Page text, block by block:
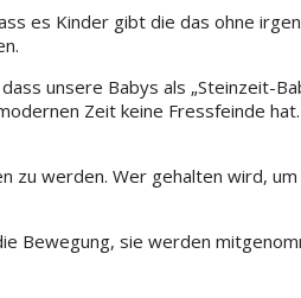
es Kinder gibt die das ohne
unsere Babys als „Steinzeit-
Zeit keine Fressfeinde
zu werden. Wer gehalten wird,
Bewegung, sie werden